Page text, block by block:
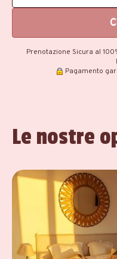
Prenotazione Sicura al
Pagamento
Le nostre